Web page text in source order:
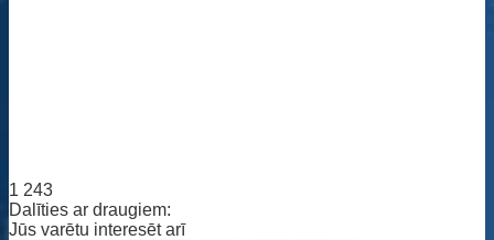
1 243
Dalīties ar draugiem:
Jūs varētu interesēt arī